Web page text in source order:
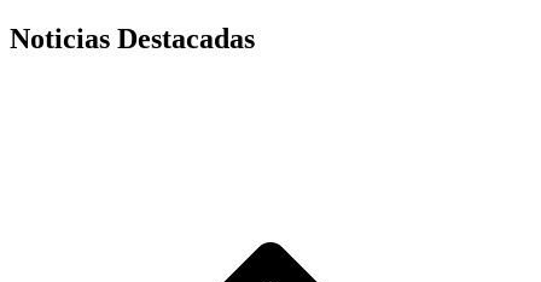
Noticias Destacadas